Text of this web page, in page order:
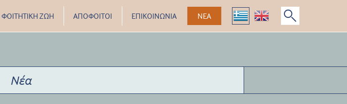
ΦΟΙΤΗΤΙΚΗ ΖΩΗ ΑΠΟΦΟΙΤΟΙ ΕΠΙΚΟΙΝΩΝΙΑ ΝΕΑ
Νέα